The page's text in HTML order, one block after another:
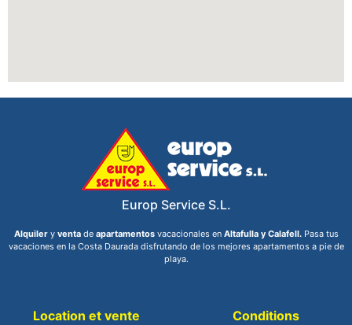
Europ Service S.L.
Alquilery ventade apartamentosvacacionales en Altafulla y Calafell. Pasa tus
vacaciones en la Costa Daurada disfrutando de los mejores apartamentos a pie de
playa.
Location et vente Conditions